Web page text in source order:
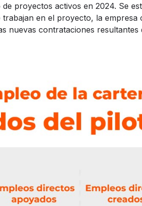
proyectos activos en 2024. Se
en el proyecto, la
nuevas contrataciones